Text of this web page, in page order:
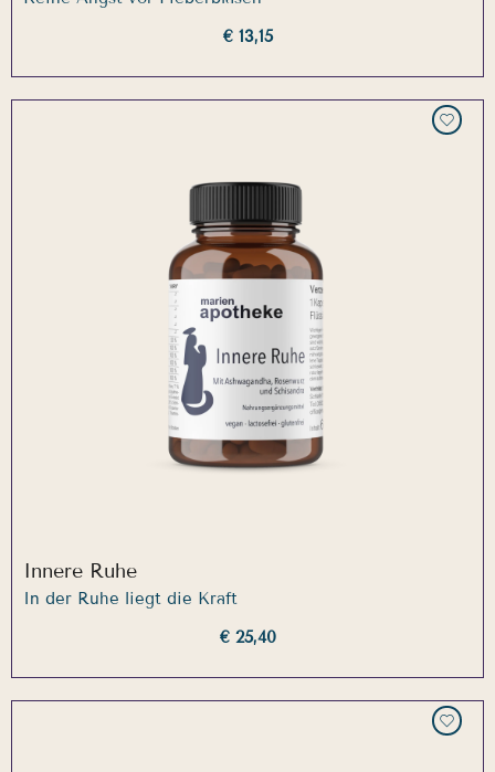
€ 13,15
Innere Ruhe
In der Ruhe liegt die Kraft
€ 25,40